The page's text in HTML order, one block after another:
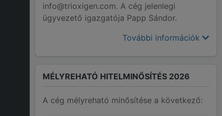
info@trioxigen.com. A cég jelenlegi
ügyvezető igazgatója Papp Sándor.
További információk
MÉLYREHATÓ HITELMINŐSÍTÉS 2026
A cég mélyreható minősítése a következő: